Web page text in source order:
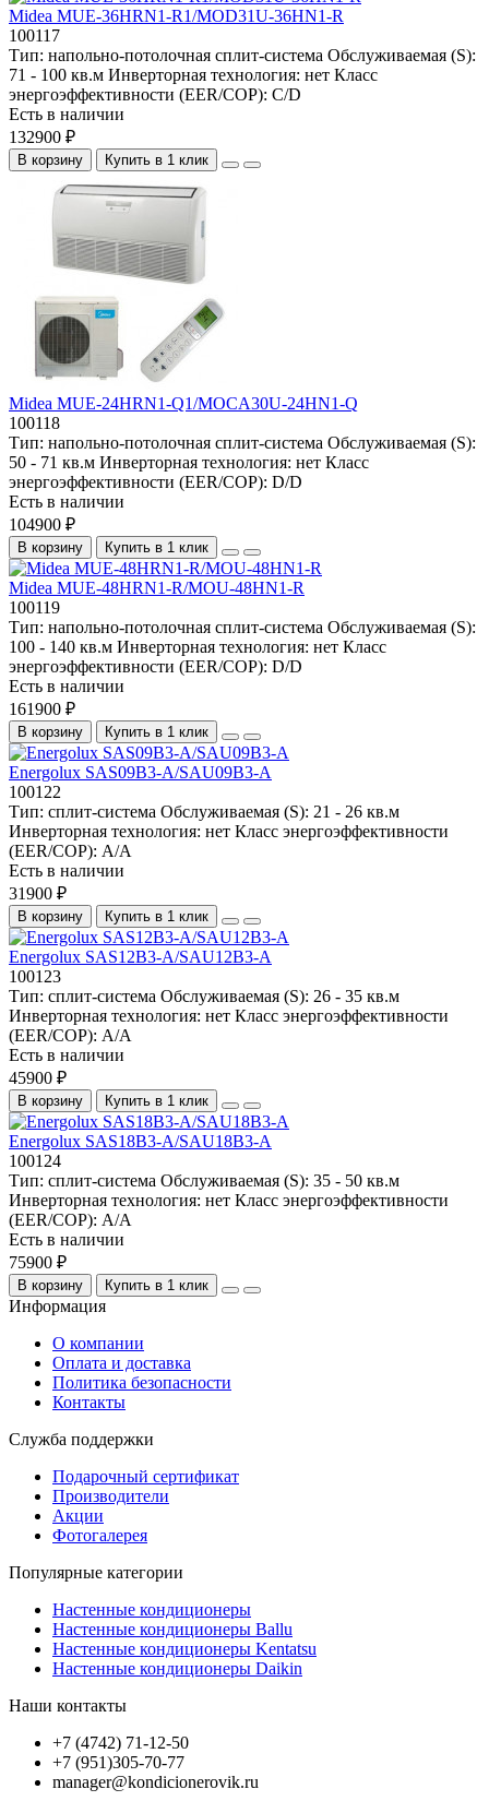
Midea MUE-36HRN1-R1/MOD31U-36HN1-R
100117
Тип: напольно-потолочная сплит-система Обслуживаемая (S):
71 - 100 кв.м Инверторная технология: нет Класс
энергоэффективности (EER/COP): C/D
Есть в наличии
132900 ₽
В корзину Купить в 1 клик
Midea MUE-24HRN1-Q1/MOCA30U-24HN1-Q
100118
Тип: напольно-потолочная сплит-система Обслуживаемая (S):
50 - 71 кв.м Инверторная технология: нет Класс
энергоэффективности (EER/COP): D/D
Есть в наличии
104900 ₽
В корзину Купить в 1 клик
Midea MUE-48HRN1-R/MOU-48HN1-R
100119
Тип: напольно-потолочная сплит-система Обслуживаемая (S):
100 - 140 кв.м Инверторная технология: нет Класс
энергоэффективности (EER/COP): D/D
Есть в наличии
161900 ₽
В корзину Купить в 1 клик
Energolux SAS09B3-A/SAU09B3-A
100122
Тип: сплит-система Обслуживаемая (S): 21 - 26 кв.м
Инверторная технология: нет Класс энергоэффективности
(EER/COP): A/A
Есть в наличии
31900 ₽
В корзину Купить в 1 клик
Energolux SAS12B3-A/SAU12B3-A
100123
Тип: сплит-система Обслуживаемая (S): 26 - 35 кв.м
Инверторная технология: нет Класс энергоэффективности
(EER/COP): A/A
Есть в наличии
45900 ₽
В корзину Купить в 1 клик
Energolux SAS18B3-A/SAU18B3-A
100124
Тип: сплит-система Обслуживаемая (S): 35 - 50 кв.м
Инверторная технология: нет Класс энергоэффективности
(EER/COP): A/A
Есть в наличии
75900 ₽
В корзину Купить в 1 клик
Информация
О компании
Оплата и доставка
Политика безопасности
Контакты
Служба поддержки
Подарочный сертификат
Производители
Акции
Фотогалерея
Популярные категории
Настенные кондиционеры
Настенные кондиционеры Ballu
Настенные кондиционеры Kentatsu
Настенные кондиционеры Daikin
Наши контакты
+7 (4742) 71-12-50
+7 (951)305-70-77
manager@kondicionerovik.ru